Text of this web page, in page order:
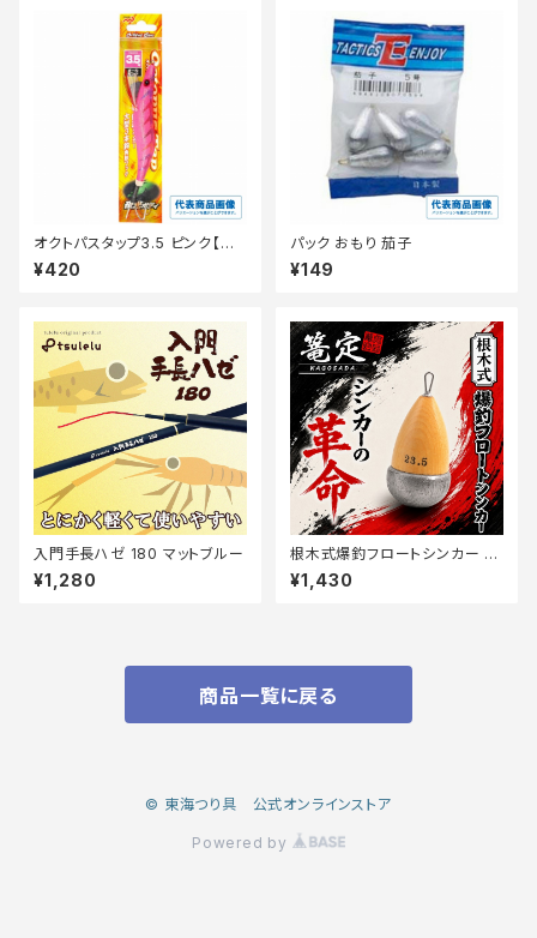
オクトパスタップ3.5 ピンク【継
続セール_ルアー】
¥420
パック おもり 茄子
¥149
入門手長ハゼ 180 マットブルー
¥1,280
根木式爆釣フロートシンカー 2
3.5【篭定】
¥1,430
商品一覧に戻る
© 東海つり具 公式オンラインストア
Powered by